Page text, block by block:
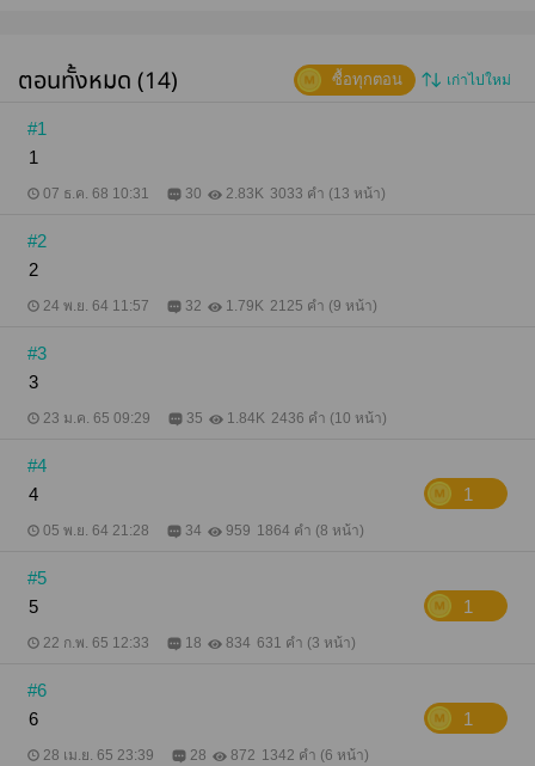
ตอนทั้งหมด (14) เก่าไปใหม่
ซื้อทุกตอน
#1
1
07 ธ.ค. 68 10:31 30 2.83K 3033 คำ (13 หน้า)
#2
2
24 พ.ย. 64 11:57 32 1.79K 2125 คำ (9 หน้า)
#3
3
23 ม.ค. 65 09:29 35 1.84K 2436 คำ (10 หน้า)
#4
4
1
05 พ.ย. 64 21:28 34 959 1864 คำ (8 หน้า)
#5
5
1
22 ก.พ. 65 12:33 18 834 631 คำ (3 หน้า)
#6
6
1
28 เม.ย. 65 23:39 28 872 1342 คำ (6 หน้า)